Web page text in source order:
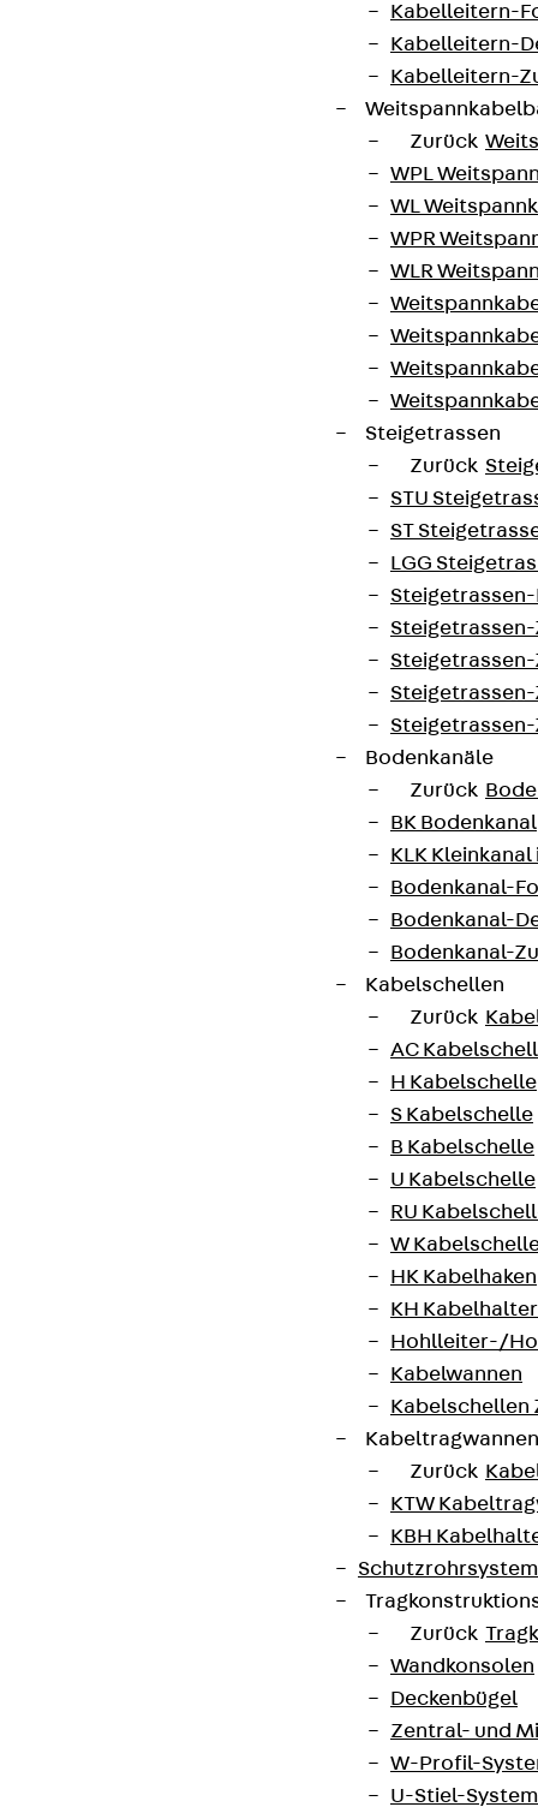
Kabelleitern-
Kabelleitern-
Kabelleitern-
Zurück
WPL
WL
WPR
WLR
Steigetrassen
Zurück
STU
ST
LGG
Steigetrassen-
Steigetrassen-
Steigetrassen-
Steigetrassen-
Bodenkanäle
Zurück
BK Bodenkanal
KLK
Bodenkanal-
Bodenkanal-
Bodenkanal-
Kabelschellen
Zurück
AC
H Kabelschelle
S Kabelschelle
B Kabelschelle
U Kabelschelle
RU
W
HK Kabelhaken
KH Kabelhalter
Hohlleiter-/
Kabelwannen
Kabelschellen
Zurück
KTW
KBH
Zurück
Wandkonsolen
Deckenbügel
Zentral- und
W-Profil-
U-Stiel-System